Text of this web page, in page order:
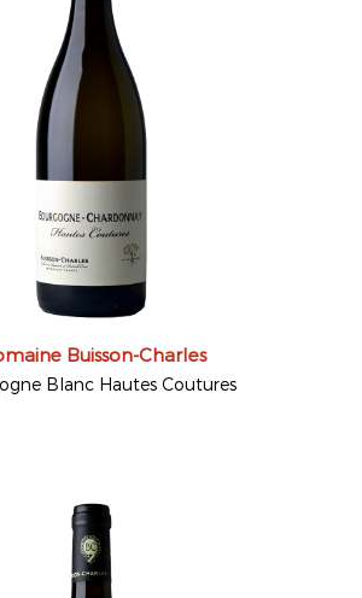
Buisson-Charles
Blanc Hautes Coutures